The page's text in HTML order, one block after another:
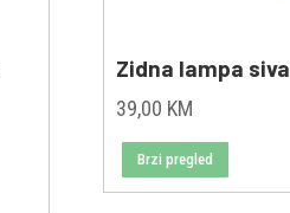
Zidna lampa siva
39,00 KM
Brzi pregled